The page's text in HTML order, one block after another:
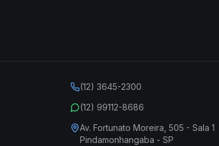
(12) 3645-2300
(12) 99112-8686
Av. Fortunato Moreira, 505 - Sala 1
Pindamonhangaba - SP